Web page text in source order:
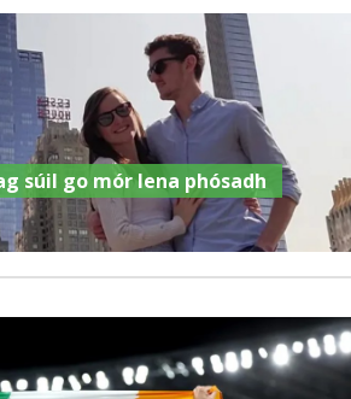
súil go mór lena phósadh